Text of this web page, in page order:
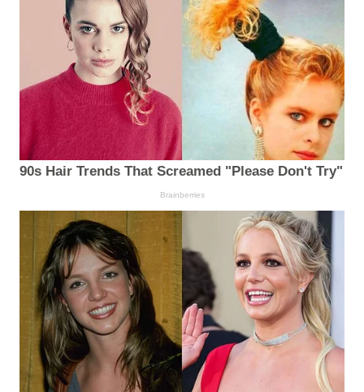
90s Hair Trends That Screamed "Please Don't Try"
Brainberries